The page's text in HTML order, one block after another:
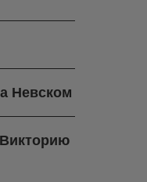
Невском